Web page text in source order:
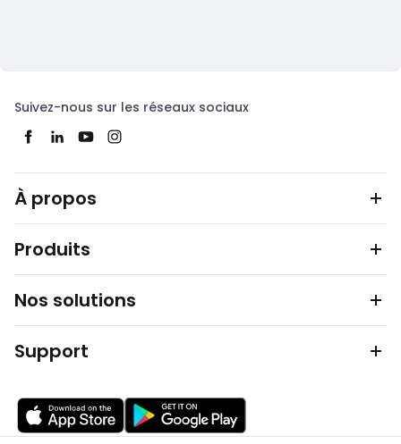
Suivez-nous sur les réseaux sociaux
À propos
Produits
Nos solutions
Support